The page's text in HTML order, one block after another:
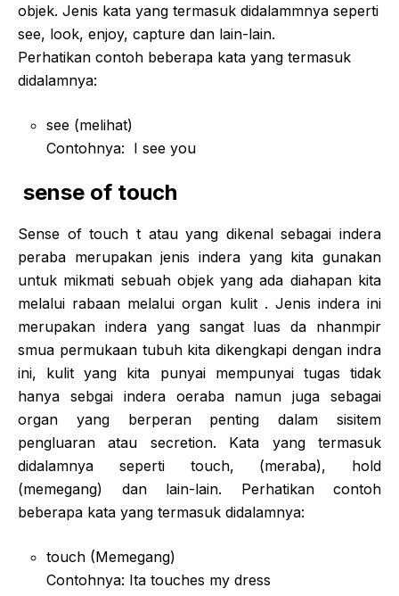
objek. Jenis kata yang termasuk didalammnya seperti
see, look, enjoy, capture dan lain-lain.
Perhatikan contoh beberapa kata yang termasuk
didalamnya:
see (melihat)
Contohnya: I see you
sense of touch
Sense of touch t atau yang dikenal sebagai indera
peraba merupakan jenis indera yang kita gunakan
untuk mikmati sebuah objek yang ada diahapan kita
melalui rabaan melalui organ kulit . Jenis indera ini
merupakan indera yang sangat luas da nhanmpir
smua permukaan tubuh kita dikengkapi dengan indra
ini, kulit yang kita punyai mempunyai tugas tidak
hanya sebgai indera oeraba namun juga sebagai
organ yang berperan penting dalam sisitem
pengluaran atau secretion. Kata yang termasuk
didalamnya seperti touch, (meraba), hold
(memegang) dan lain-lain. Perhatikan contoh
beberapa kata yang termasuk didalamnya:
touch (Memegang)
Contohnya: Ita touches my dress